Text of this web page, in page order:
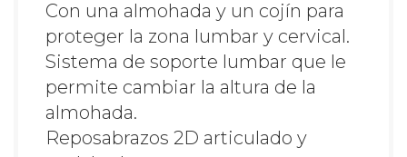
Con una almohada y un cojín para
proteger la zona lumbar y cervical.
Sistema de soporte lumbar que le
permite cambiar la altura de la
almohada.
Reposabrazos 2D articulado y